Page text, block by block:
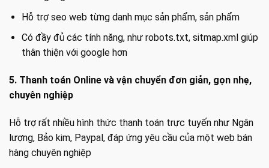
Hỗ trợ seo web từng danh mục sản phẩm, sản phẩm
Có đầy đủ các tính năng, như robots.txt, sitmap.xml giúp
thân thiện với google hơn
5. Thanh toán Online và vận chuyển đơn giản, gọn nhẹ,
chuyên nghiệp
Hỗ trợ rất nhiều hình thức thanh toán trực tuyến như Ngân
lượng, Bảo kim, Paypal, đáp ứng yêu cầu của một web bán
hàng chuyên nghiệp